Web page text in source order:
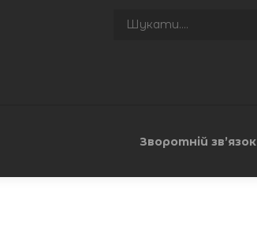
Пошук
Зворотній зв’язок